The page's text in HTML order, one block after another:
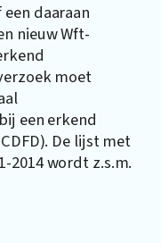
daaraan
nieuw Wft-
moet
een erkend
De lijst met
2014 wordt z.s.m.